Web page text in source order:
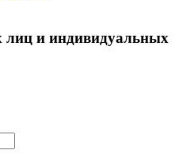
и индивидуальных